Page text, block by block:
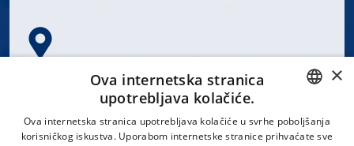
Spinčićeva 1, 21000 Split
CROATIAN
×
Ova internetska stranica
upotrebljava kolačiće.
Ova internetska stranica upotrebljava kolačiće u svrhe poboljšanja
korisničkog iskustva. Uporabom internetske stranice prihvaćate sve